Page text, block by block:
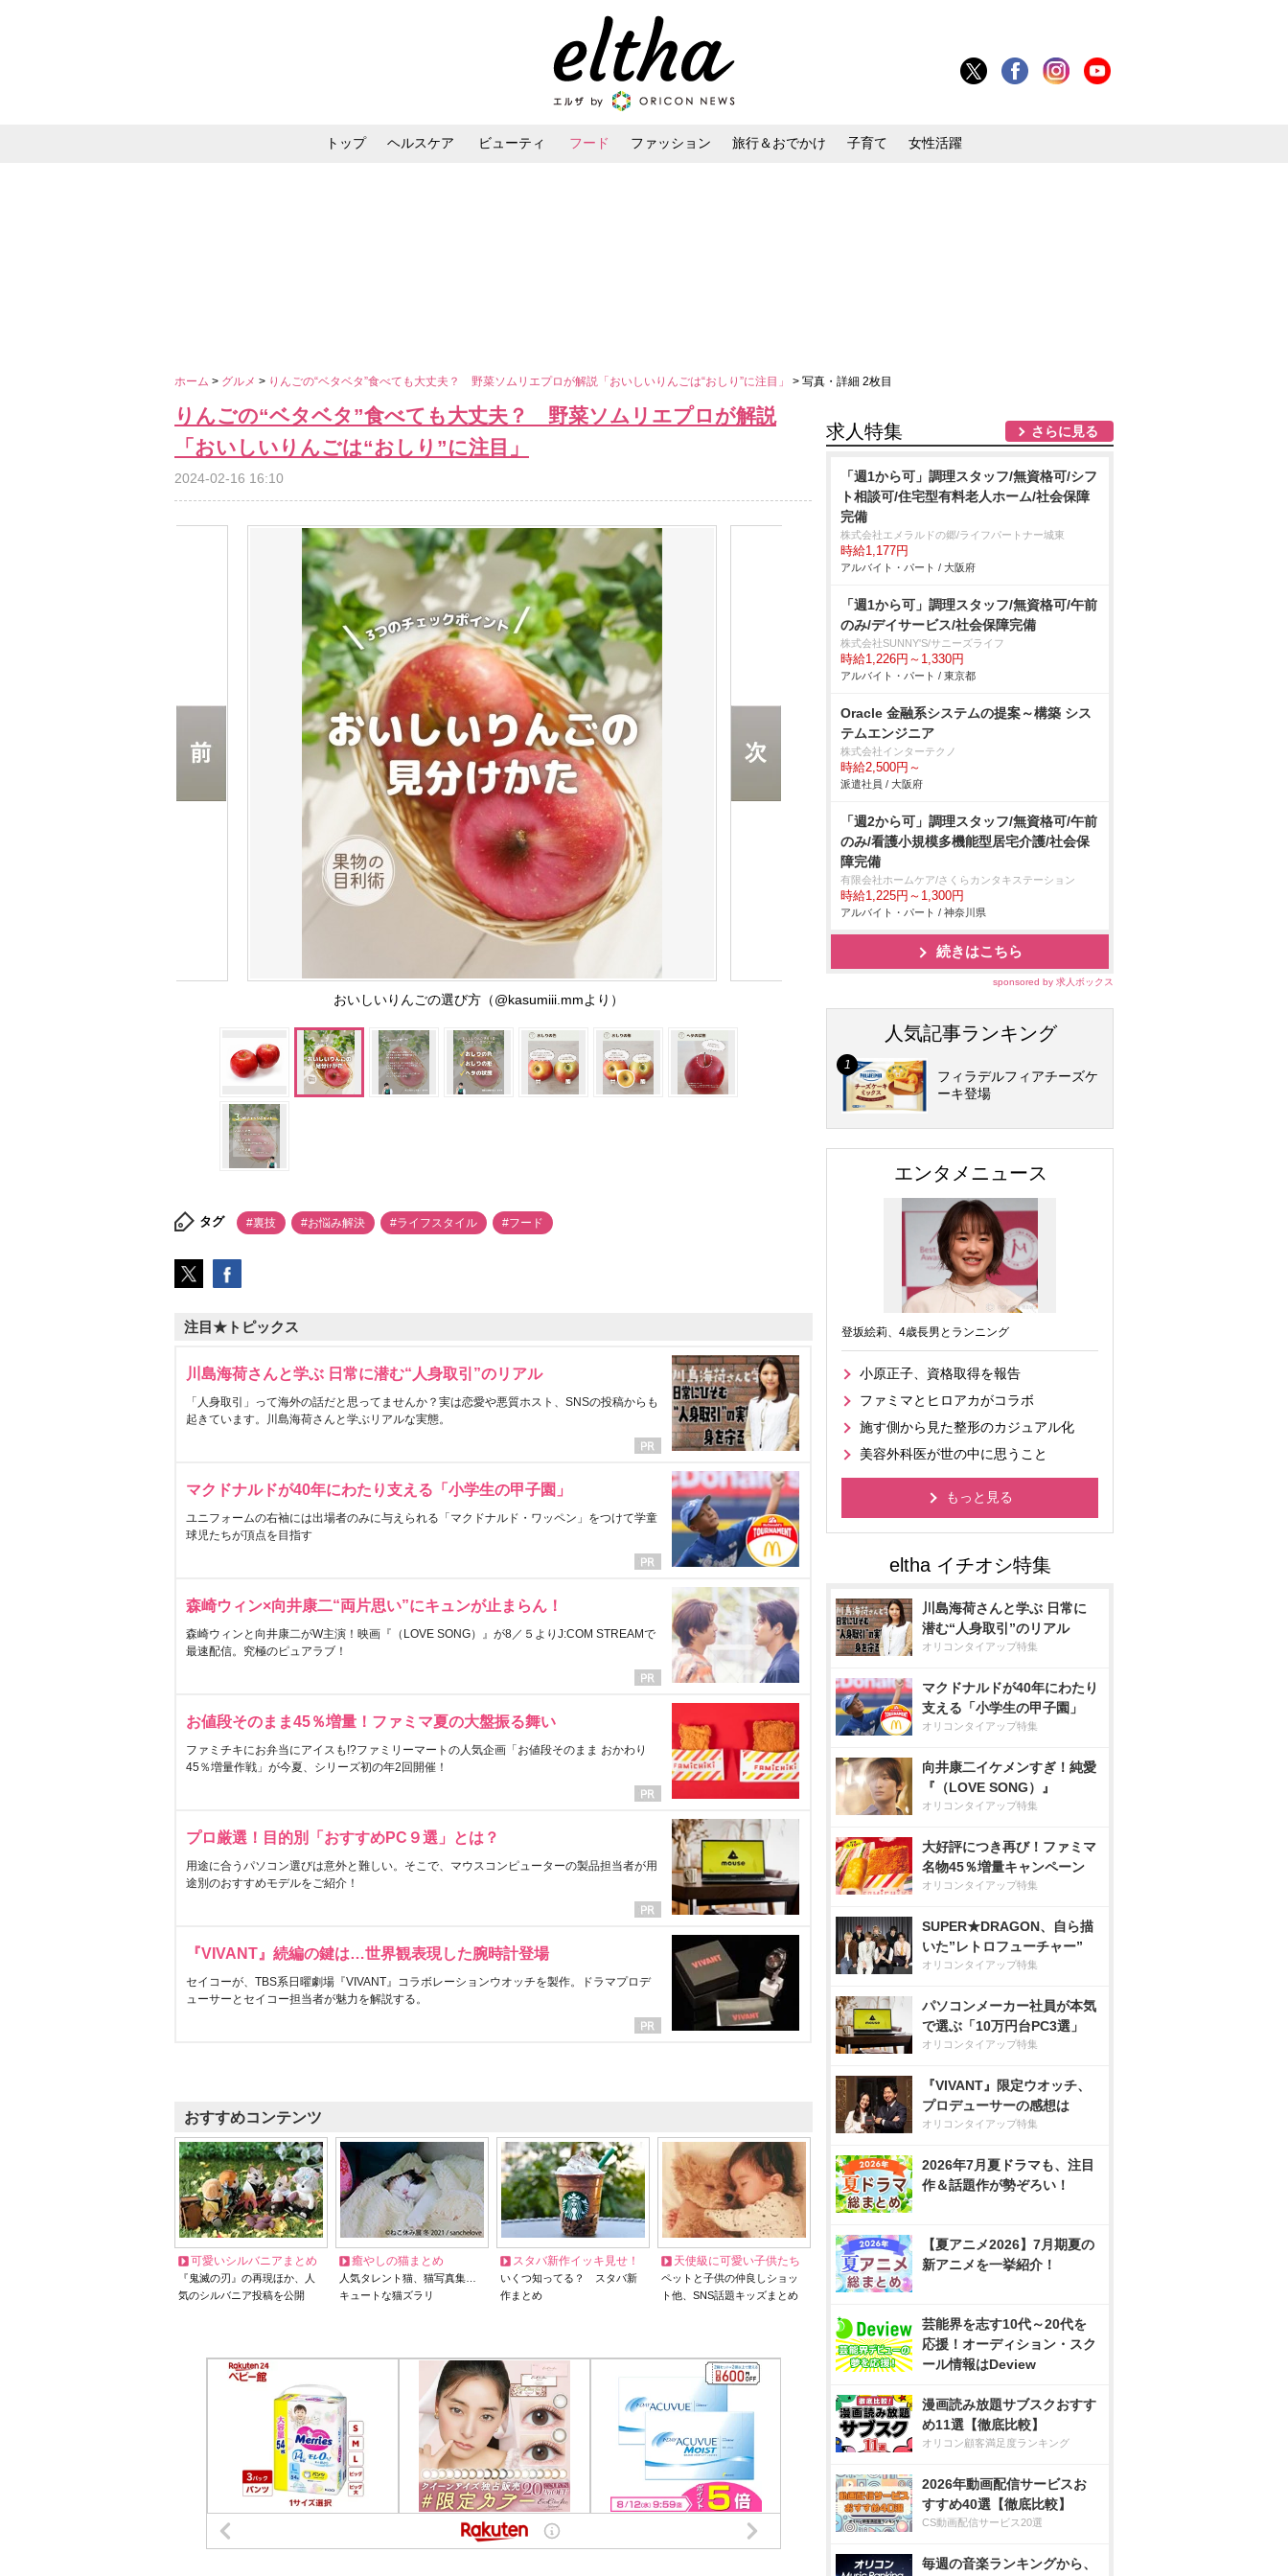
トップ ヘルスケア ビューティ フード ファッション 旅行＆おでかけ 子育て 女性活躍
ホーム > グルメ > りんごの“ベタベタ”食べても大丈夫？ 野菜ソムリエプロが解説「おいしいりんごは“おしり”に注目」 > 写真・詳細 2枚目
りんごの“ベタベタ”食べても大丈夫？ 野菜ソムリエプロが解説
「おいしいりんごは“おしり”に注目」
2024-02-16 16:10
おいしいりんごの選び方（@kasumiii.mmより）
タグ #裏技 #お悩み解決 #ライフスタイル #フード
注目★トピックス
川島海荷さんと学ぶ 日常に潜む“人身取引”のリアル
「人身取引」って海外の話だと思ってませんか？実は恋愛や悪質ホスト、SNSの投稿からも
起きています。川島海荷さんと学ぶリアルな実態。
マクドナルドが40年にわたり支える「小学生の甲子園」
ユニフォームの右袖には出場者のみに与えられる「マクドナルド・ワッペン」をつけて学童
球児たちが頂点を目指す
森崎ウィン×向井康二“両片思い”にキュンが止まらん！
森崎ウィンと向井康二がW主演！映画『（LOVE SONG）』が8／５よりJ:COM STREAMで
最速配信。究極のピュアラブ！
お値段そのまま45％増量！ファミマ夏の大盤振る舞い
ファミチキにお弁当にアイスも!?ファミリーマートの人気企画「お値段そのまま おかわり
45％増量作戦」が今夏、シリーズ初の年2回開催！
プロ厳選！目的別「おすすめPC９選」とは？
用途に合うパソコン選びは意外と難しい。そこで、マウスコンピューターの製品担当者が用
途別のおすすめモデルをご紹介！
『VIVANT』続編の鍵は…世界観表現した腕時計登場
セイコーが、TBS系日曜劇場『VIVANT』コラボレーションウオッチを製作。ドラマプロデ
ューサーとセイコー担当者が魅力を解説する。
おすすめコンテンツ
可愛いシルバニアまとめ
『鬼滅の刃』の再現ほか、人
気のシルバニア投稿を公開
癒やしの猫まとめ
人気タレント猫、猫写真集…
キュートな猫ズラリ
スタバ新作イッキ見せ！
いくつ知ってる？ スタバ新
作まとめ
天使級に可愛い子供たち
ペットと子供の仲良しショッ
ト他、SNS話題キッズまとめ
求人特集 さらに見る
「週1から可」調理スタッフ/無資格可/シフ
ト相談可/住宅型有料老人ホーム/社会保障
完備
株式会社エメラルドの郷/ライフパートナー城東
時給1,177円
アルバイト・パート / 大阪府
「週1から可」調理スタッフ/無資格可/午前
のみ/デイサービス/社会保障完備
株式会社SUNNY'S/サニーズライフ
時給1,226円～1,330円
アルバイト・パート / 東京都
Oracle 金融系システムの提案～構築 シス
テムエンジニア
株式会社インターテクノ
時給2,500円～
派遣社員 / 大阪府
「週2から可」調理スタッフ/無資格可/午前
のみ/看護小規模多機能型居宅介護/社会保
障完備
有限会社ホームケア/さくらカンタキステーション
時給1,225円～1,300円
アルバイト・パート / 神奈川県
続きはこちら
sponsored by 求人ボックス
人気記事ランキング
フィラデルフィアチーズケ
ーキ登場
エンタメニュース
登坂絵莉、4歳長男とランニング
小原正子、資格取得を報告
ファミマとヒロアカがコラボ
施す側から見た整形のカジュアル化
美容外科医が世の中に思うこと
もっと見る
川島海荷さんと学ぶ 日常に
潜む“人身取引”のリアル
オリコンタイアップ特集
マクドナルドが40年にわたり
支える「小学生の甲子園」
オリコンタイアップ特集
向井康二イケメンすぎ！純愛
『（LOVE SONG）』
オリコンタイアップ特集
大好評につき再び！ファミマ
名物45％増量キャンペーン
オリコンタイアップ特集
SUPER★DRAGON、自ら描
いた”レトロフューチャー”
オリコンタイアップ特集
パソコンメーカー社員が本気
で選ぶ「10万円台PC3選」
オリコンタイアップ特集
『VIVANT』限定ウオッチ、
プロデューサーの感想は
オリコンタイアップ特集
2026年7月夏ドラマも、注目
作＆話題作が勢ぞろい！
【夏アニメ2026】7月期夏の
新アニメを一挙紹介！
芸能界を志す10代～20代を
応援！オーディション・スク
ール情報はDeview
漫画読み放題サブスクおすす
め11選【徹底比較】
オリコン顧客満足度ランキング
2026年動画配信サービスお
すすめ40選【徹底比較】
CS動画配信サービス20選
毎週の音楽ランキングから、